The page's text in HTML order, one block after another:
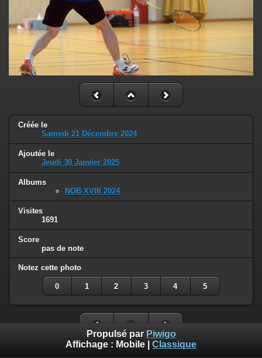
Créée le
Samedi 21 Décembre 2024
Ajoutée le
Jeudi 30 Janvier 2025
Albums
NOB XVIII 2024
Visites
1691
Score
pas de note
Notez cette photo
0 1 2 3 4 5
Propulsé par Piwigo
Affichage : Mobile Classique